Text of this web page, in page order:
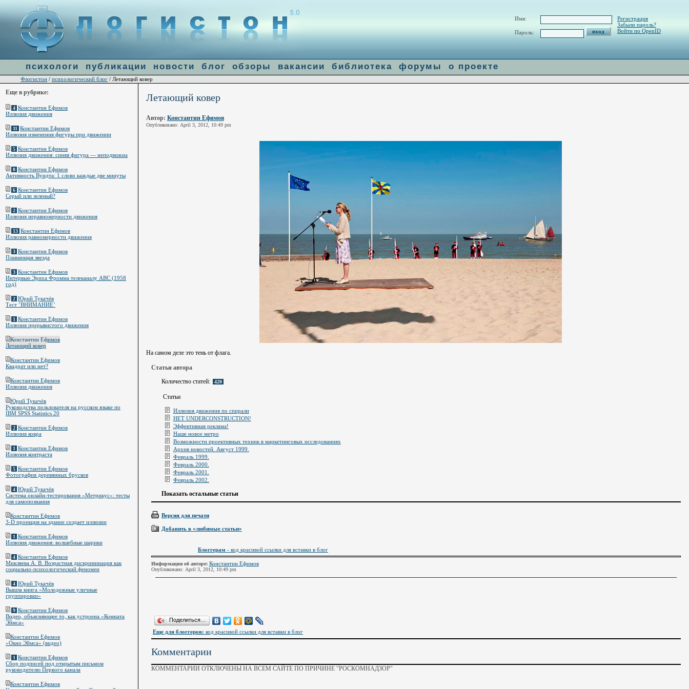
: file_get_contents(http://ulogin.ru/token.php?token=&host=flogiston.ru) [ ]: failed to open stream: Connection refused in
Летающий ковер
Автор: Константин Ефимов
Опубликовано: April 3, 2012, 10:49 pm
На самом деле это тень от флага.
Статьи автора
Количество статей:
420
Статьи
Иллюзия движения по спирали
НЕТ UNDERCONSTRUCTION!
Эффективная реклама!
Наше новое метро
Возможности проективных техник в маркетинговых исследованиях
Архив новостей. Август 1999.
Февраль 1999.
Февраль 2000.
Февраль 2001.
Февраль 2002.
Показать остальные статьи
Версия для печати
Добавить в «любимые статьи»
Блоггерам - код красивой ссылки для вставки в блог
Информация об авторе: Константин Ефимов
Опубликовано: April 3, 2012, 10:49 pm
Поделиться…
Еще для блоггеров: код красивой ссылки для вставки в блог
Комментарии
КОММЕНТАРИИ ОТКЛЮЧЕНЫ НА ВСЕМ САЙТЕ ПО ПРИЧИНЕ "РОСКОМНАДЗОР"
Имя:
Пароль:
Регистрация
Забыли пароль?
Войти по OpenID
психологи публикации новости блог обзоры вакансии библиотека форумы о проекте
Флогистон / психологический блог / Летающий ковер
Еще в рубрике:
4 Константин Ефимов
Иллюзия движения
11 Константин Ефимов
Иллюзия изменения фигуры при движении
5 Константин Ефимов
Иллюзия движения: синяя фигура — неподвижна
8 Константин Ефимов
Активность Вундта: 1 слово каждые две минуты
6 Константин Ефимов
Серый или зеленый?
2 Константин Ефимов
Иллюзия неравномерности движения
13 Константин Ефимов
Иллюзия равномерности движения
3 Константин Ефимов
Плавающая звезда
3 Константин Ефимов
Интервью Эриха Фромма телеканалу ABC (1958
год)
2 Юрий Тукачёв
Тест ’ВНИМАНИЕ’
1 Константин Ефимов
Иллюзия прерывистого движения
Константин Ефимов
Летающий ковер
Константин Ефимов
Квадрат или нет?
Константин Ефимов
Иллюзия движения
Юрий Тукачёв
Руководства пользователя на русском языке по
IBM SPSS Statistics 20
2 Константин Ефимов
Иллюзия ковра
1 Константин Ефимов
Иллюзия контраста
5 Константин Ефимов
Фотография деревянных брусков
4 Юрий Тукачёв
Система онлайн-тестирования «Метрикус»: тесты
для самопознания
Константин Ефимов
3-D проекция на здание создает иллюзии
1 Константин Ефимов
Иллюзия движения: волшебные шарики
4 Константин Ефимов
Микляева А. В. Возрастная дискриминация как
социально-психологический феномен
4 Юрий Тукачёв
Вышла книга «Молодежные уличные
группировки»
9 Константин Ефимов
Видео, объясняющее то, как устроена «Комната
Эймса»
Константин Ефимов
«Окно Эймса» (видео)
1 Константин Ефимов
Сбор подписей под открытым письмом
руководителю Первого канала
Константин Ефимов